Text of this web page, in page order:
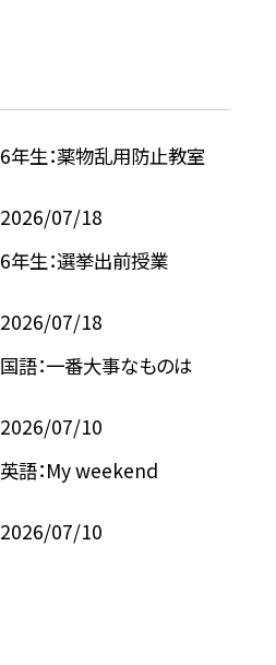
6年生：薬物乱用防止教室
2026/07/18
6年生：選挙出前授業
2026/07/18
国語：一番大事なものは
2026/07/10
英語：My weekend
2026/07/10